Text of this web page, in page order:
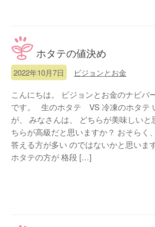
ホタテの値決め
2022年10月7日 ビジョンとお金
こんにちは。 ビジョンとお金のナビパ
です。 生のホタテ VS 冷凍のホタテ
が、 みなさんは、 どちらが美味しいと
ちらが高級だと思いますか？ おそらく
答える方が多い のではないかと思いま
ホタテの方が 格段 […]